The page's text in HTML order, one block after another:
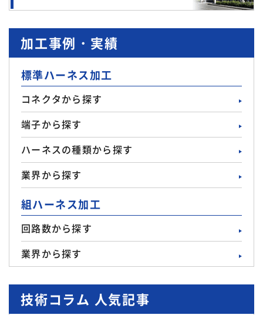
加工事例・実績
標準ハーネス加工
コネクタから探す
端子から探す
ハーネスの種類から探す
業界から探す
組ハーネス加工
回路数から探す
業界から探す
技術コラム 人気記事